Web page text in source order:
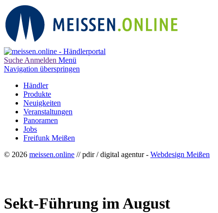
Suche Anmelden Menü
Navigation überspringen
Händler
Produkte
Neuigkeiten
Veranstaltungen
Panoramen
Jobs
Freifunk Meißen
© 2026 meissen.online // pdir / digital agentur - Webdesign Meißen
Sekt-Führung im August